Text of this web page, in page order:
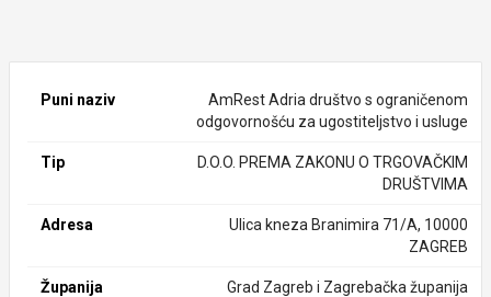
Puni naziv
AmRest Adria društvo s ograničenom
odgovornošću za ugostiteljstvo i usluge
Tip
D.O.O. PREMA ZAKONU O TRGOVAČKIM
DRUŠTVIMA
Adresa
Ulica kneza Branimira 71/A, 10000
ZAGREB
Županija Grad Zagreb i Zagrebačka županija